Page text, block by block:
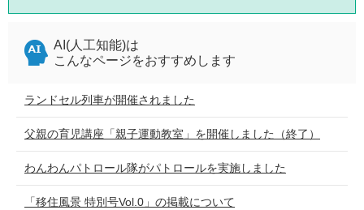
AI(人工知能)は
こんなページをおすすめします
ランドセル列車が開催されました
父親の育児講座「親子運動教室」を開催しました（終了）
わんわんパトロール隊がパトロールを実施しました
「移住風景 特別号Vol.0」の掲載について